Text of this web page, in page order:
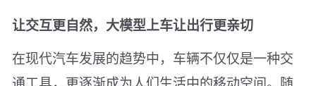
让交互更自然，大模型上车让出行更亲切
在现代汽车发展的趋势中，车辆不仅仅是一种交